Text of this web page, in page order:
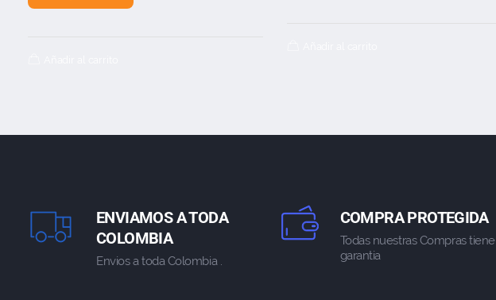
ENVIAMOS A TODA
COLOMBIA
Envios a toda Colombia .
COMPRA PROTEGIDA
Todas nuestras Compras tiene
garantia